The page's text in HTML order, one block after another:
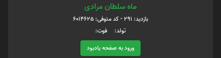
ماه سلطان مرادی
بازدید: 291 - کد متوفی: 6014625
تولد: فوت:
ورود به صفحه یادبود